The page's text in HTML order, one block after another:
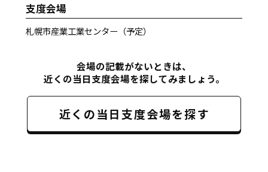
支度会場
札幌市産業工業センター（予定）
会場の記載がないときは、
近くの当日支度会場を探してみましょう。
近くの当日支度会場を探す